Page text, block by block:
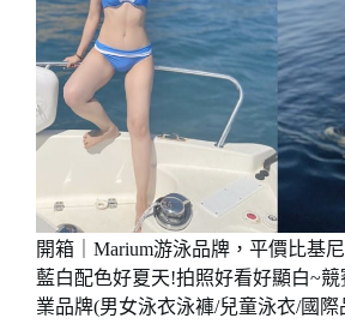
開箱｜Marium游泳品牌，平價比基
藍白配色好夏天!拍照好看好顯白~
業品牌(男女泳衣泳褲/兒童泳衣/國際